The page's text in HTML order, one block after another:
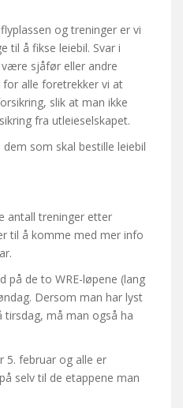
og treninger er vi
til å fikse leiebil. Svar i
sjåfør eller andre
alle foretrekker vi at
slik at man ikke
fra utleieselskapet.
som skal bestille leiebil
antall treninger etter
til å komme med mer info
på de to WRE-løpene (lang
Dersom man har lyst
må man også ha
5. februar og alle er
selv til de etappene man